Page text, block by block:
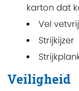
karton dat
Vel
Strijkijzer
Veiligheid